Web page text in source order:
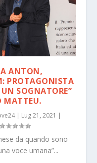
ANTON,
PROTAGONISTA
SOGNATORE”
MATTEU.
| Lug 21, 2021 |
da quando sono
voce umana”...